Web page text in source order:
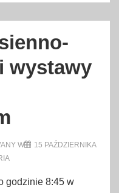
wystawy
W
15 PAŹDZIERNIKA
godzinie 8:45 w